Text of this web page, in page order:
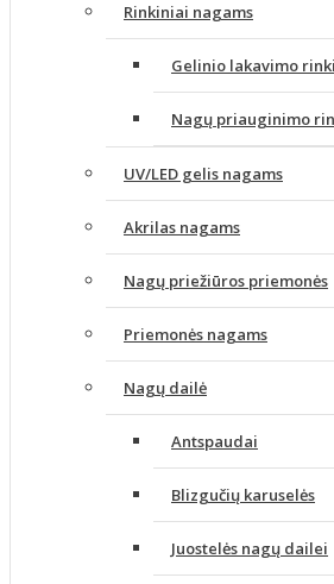
Rinkiniai nagams
Gelinio lakavimo
Nagų priauginimo
UV/LED gelis nagams
Akrilas nagams
Nagų priežiūros priemonės
Priemonės nagams
Nagų dailė
Antspaudai
Blizgučių karuselės
Juostelės nagų dailei